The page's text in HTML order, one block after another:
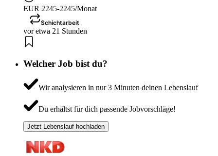
EUR 2245-2245/Monat
Schichtarbeit
vor etwa 21 Stunden
Welcher Job bist du?
Wir analysieren in nur 3 Minuten deinen Lebenslauf
Du erhältst für dich passende Jobvorschläge!
Jetzt Lebenslauf hochladen